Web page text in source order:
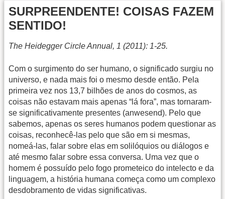
SURPREENDENTE! COISAS FAZEM
SENTIDO!
The Heidegger Circle Annual, 1 (2011): 1-25.
Com o surgimento do ser humano, o significado surgiu no
universo, e nada mais foi o mesmo desde então. Pela
primeira vez nos 13,7 bilhões de anos do cosmos, as
coisas não estavam mais apenas “lá fora”, mas tornaram-
se significativamente presentes (anwesend). Pelo que
sabemos, apenas os seres humanos podem questionar as
coisas, reconhecê-las pelo que são em si mesmas,
nomeá-las, falar sobre elas em solilóquios ou diálogos e
até mesmo falar sobre essa conversa. Uma vez que o
homem é possuído pelo fogo prometeico do intelecto e da
linguagem, a história humana começa como um complexo
desdobramento de vidas significativas.